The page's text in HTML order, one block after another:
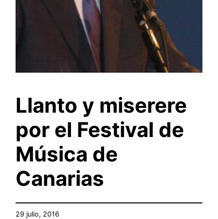
Llanto y miserere
por el Festival de
Música de
Canarias
29 julio, 2016